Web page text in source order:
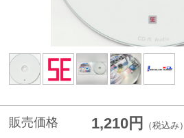
販売価格 1,210円 （税込み）